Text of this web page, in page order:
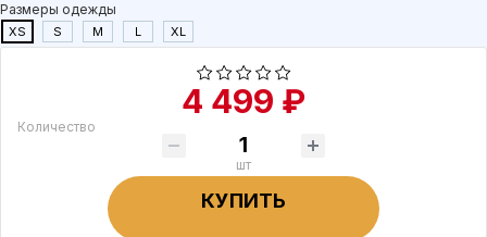
Размеры одежды
XS S M L XL
4 499 ₽
Количество
шт
КУПИТЬ